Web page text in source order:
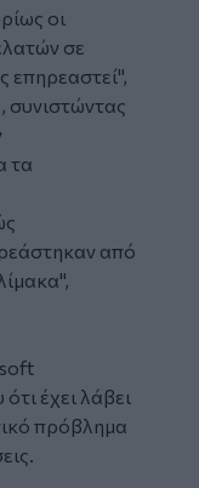
οι
σε
επηρεαστεί",
συνιστώντας
τα
από
έχει λάβει
πρόβλημα